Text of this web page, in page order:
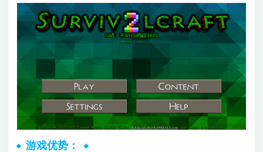
游戏优势：